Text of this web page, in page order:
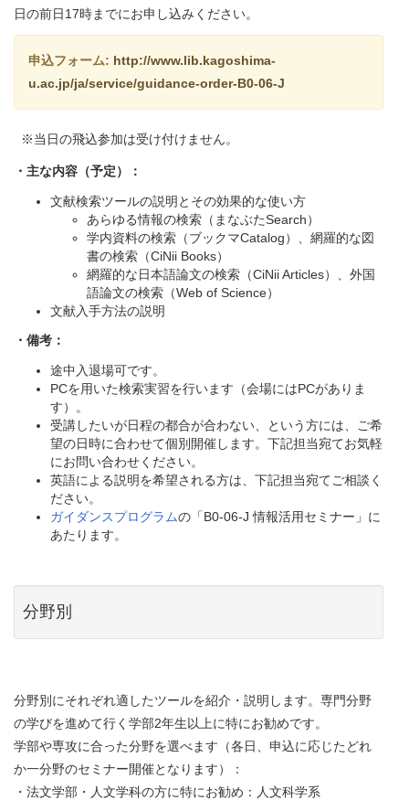
日の前日17時までにお申し込みください。
申込フォーム: http://www.lib.kagoshima-
u.ac.jp/ja/service/guidance-order-B0-06-J
※当日の飛込参加は受け付けません。
・主な内容（予定）：
文献検索ツールの説明とその効果的な使い方
あらゆる情報の検索（まなぶたSearch）
学内資料の検索（ブックマCatalog）、網羅的な図
書の検索（CiNii Books）
網羅的な日本語論文の検索（CiNii Articles）、外国
語論文の検索（Web of Science）
文献入手方法の説明
・備考：
途中入退場可です。
PCを用いた検索実習を行います（会場にはPCがありま
す）。
受講したいが日程の都合が合わない、という方には、ご希
望の日時に合わせて個別開催します。下記担当宛てお気軽
にお問い合わせください。
英語による説明を希望される方は、下記担当宛てご相談く
ださい。
ガイダンスプログラムの「B0-06-J 情報活用セミナー」に
あたります。
分野別
分野別にそれぞれ適したツールを紹介・説明します。専門分野
の学びを進めて行く学部2年生以上に特にお勧めです。
学部や専攻に合った分野を選べます（各日、申込に応じたどれ
か一分野のセミナー開催となります）：
・法文学部・人文学科の方に特にお勧め：人文科学系